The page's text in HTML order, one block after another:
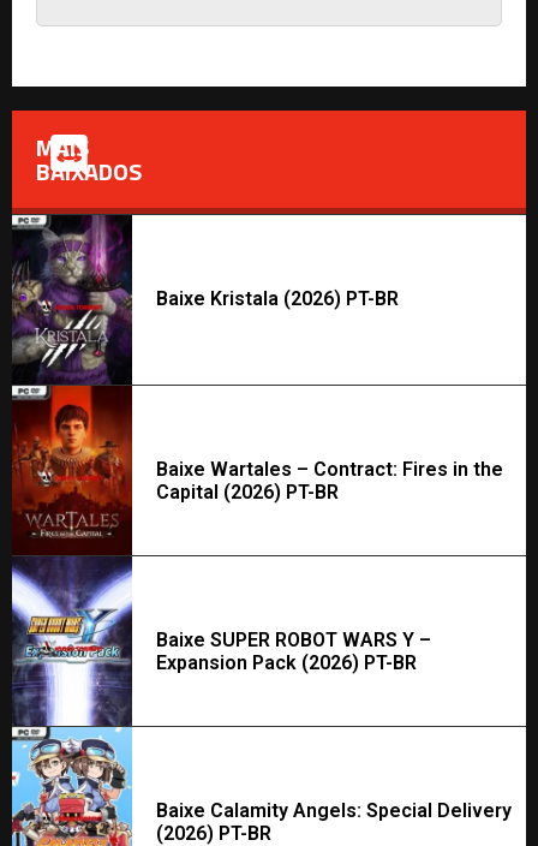
MAIS
BAIXADOS
Baixe Kristala (2026) PT-BR
Baixe Wartales – Contract: Fires in the
Capital (2026) PT-BR
Baixe SUPER ROBOT WARS Y –
Expansion Pack (2026) PT-BR
Baixe Calamity Angels: Special Delivery
(2026) PT-BR